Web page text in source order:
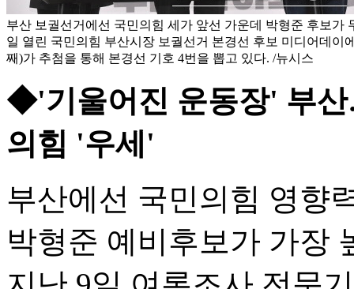
부산 보궐선거에선 국민의힘 세가 앞선 가운데 박형준 후보가
일 열린 국민의힘 부산시장 보궐선거 본경선 후보 미디어데이
째)가 추첨을 통해 본경선 기호 4번을 뽑고 있다. /뉴시스
◆'기울어진 운동장' 부
의힘 '우세'
부산에선 국민의힘 영향
박형준 예비후보가 가장